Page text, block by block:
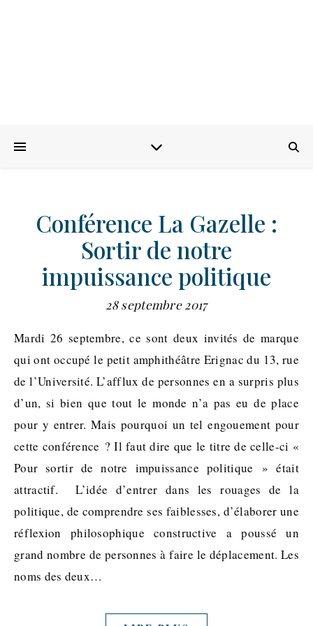
Conférence La Gazelle :
Sortir de notre
impuissance politique
28 septembre 2017
Mardi 26 septembre, ce sont deux invités de marque
qui ont occupé le petit amphithéâtre Erignac du 13, rue
de l’Université. L’afflux de personnes en a surpris plus
d’un, si bien que tout le monde n’a pas eu de place
pour y entrer. Mais pourquoi un tel engouement pour
cette conférence ? Il faut dire que le titre de celle-ci «
Pour sortir de notre impuissance politique » était
attractif. L’idée d’entrer dans les rouages de la
politique, de comprendre ses faiblesses, d’élaborer une
réflexion philosophique constructive a poussé un
grand nombre de personnes à faire le déplacement. Les
noms des deux…